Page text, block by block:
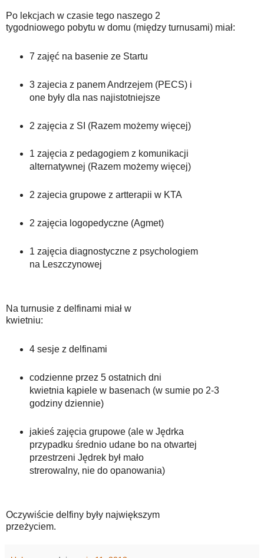
Po lekcjach w czasie tego naszego 2
tygodniowego pobytu w domu (między turnusami) miał:
7 zajęć na basenie ze Startu
3 zajecia z panem Andrzejem (PECS) i
one były dla nas najistotniejsze
2 zajęcia z SI (Razem możemy więcej)
1 zajęcia z pedagogiem z komunikacji
alternatywnej (Razem możemy więcej)
2 zajecia grupowe z artterapii w KTA
2 zajęcia logopedyczne (Agmet)
1 zajęcia diagnostyczne z psychologiem
na Leszczynowej
Na turnusie z delfinami miał w
kwietniu:
4 sesje z delfinami
codzienne przez 5 ostatnich dni
kwietnia kąpiele w basenach (w sumie po 2-3
godziny dziennie)
jakieś zajęcia grupowe (ale w Jędrka
przypadku średnio udane bo na otwartej
przestrzeni Jędrek był mało
strerowalny, nie do opanowania)
Oczywiście delfiny były największym
przeżyciem.